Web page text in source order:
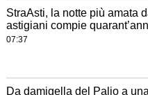
StraAsti, la notte più amata
astigiani compie
07:37
Da damigella del Palio a